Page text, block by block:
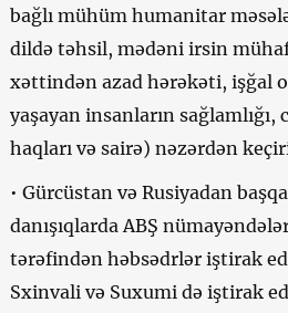
bağlı mühüm humanitar
dildə təhsil, mədəni irsin
xəttindən azad hərəkəti, işğal
yaşayan insanların
haqları və sairə) nəzərdən
• Gürcüstan və Rusiyadan
danışıqlarda ABŞ
tərəfindən həbsədrlər iştirak
Sxinvali və Suxumi də iştirak